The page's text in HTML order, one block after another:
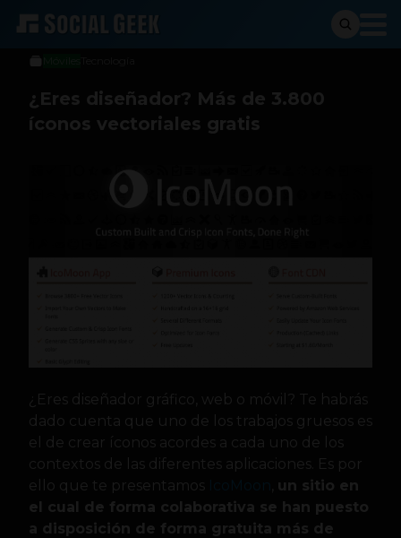
Carlos Daniel
4 de junio de 2013
¿Eres diseñador? Más de 3.800
íconos vectoriales gratis
¿Eres diseñador gráfico, web o móvil? Te habrás
dado cuenta que uno de los trabajos gruesos es
el de crear íconos acordes a cada uno de los
contextos de las diferentes aplicaciones. Es por
ello que te presentamos
un sitio en
el cual de forma colaborativa se han puesto
a disposición de forma gratuita más de